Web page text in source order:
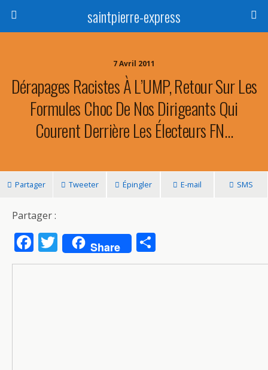
saintpierre-express
7 Avril 2011
Dérapages Racistes À L’UMP, Retour Sur Les
Formules Choc De Nos Dirigeants Qui
Courent Derrière Les Électeurs FN…
Partager Tweeter Épingler E-mail SMS
Partager :
F
ac
T
w
Share
ar